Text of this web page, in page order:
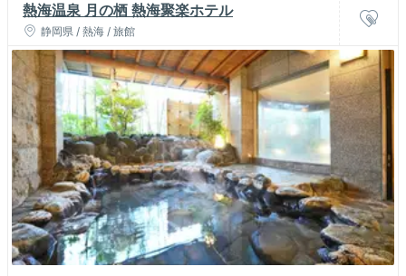
熱海温泉 月の栖 熱海聚楽ホテル
静岡県 / 熱海 / 旅館